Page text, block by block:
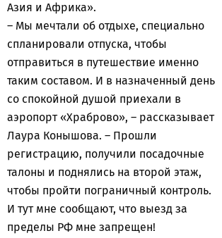
Азия и Африка».
– Мы мечтали об отдыхе, специально
спланировали отпуска, чтобы
отправиться в путешествие именно
таким составом. И в назначенный день
со спокойной душой приехали в
аэропорт «Храброво», – рассказывает
Лаура Конышова. – Прошли
регистрацию, получили посадочные
талоны и поднялись на второй этаж,
чтобы пройти пограничный контроль.
И тут мне сообщают, что выезд за
пределы РФ мне запрещен!